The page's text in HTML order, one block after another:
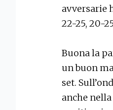
avversarie
22-25, 20-
Buona la
un buon
set.
anche